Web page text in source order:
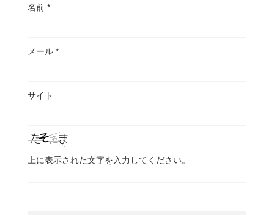
名前 *
メール *
サイト
上に表示された文字を入力してください。